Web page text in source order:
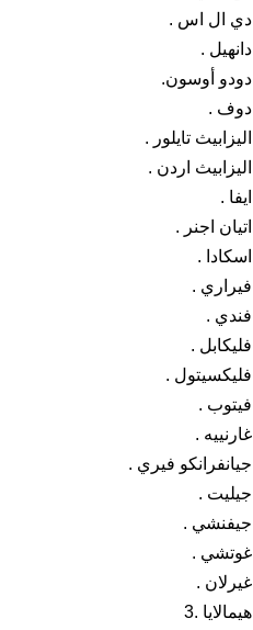
دي ال اس .
دانهيل .
دودو أوسون.
دوف .
اليزابيث تايلور .
اليزابيث اردن .
ايفا .
اتيان اجنر .
اسكادا .
فيراري .
فندي .
فليكابل .
فليكسيتول .
فيتوب .
غارنييه .
جيانفرانكو فيري .
جيليت .
جيفنشي .
غوتشي .
غيرلان .
هيمالايا .3